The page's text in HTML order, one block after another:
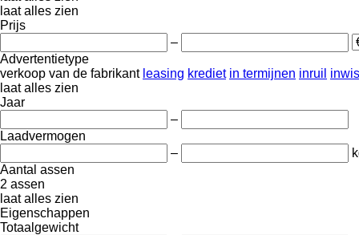
laat alles zien
Prijs
–
Advertentietype
verkoop van de fabrikant leasing krediet in termijnen inruil
laat alles zien
Jaar
–
Laadvermogen
–
Aantal assen
2 assen
laat alles zien
Eigenschappen
Totaalgewicht